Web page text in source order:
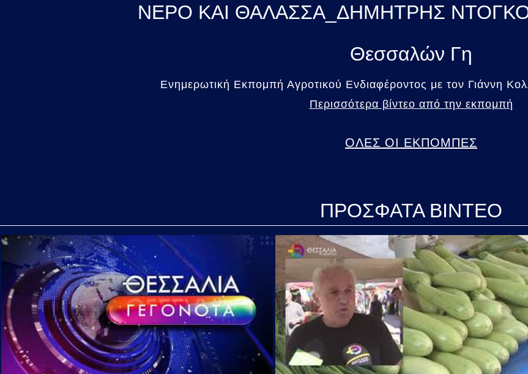
ΝΕΡΟ ΚΑΙ ΘΑΛΑΣΣΑ_ΔΗΜΗΤΡΗΣ
Θεσσαλών Γη
Ενημερωτική Εκπομπή Αγροτικού Ενδιαφέροντος με τον Γιάννη
Περισσότερα βίντεο από την εκπομπή
ΟΛΕΣ ΟΙ ΕΚΠΟΜΠΕΣ
ΠΡΟΣΦΑΤΑ ΒΙΝΤΕΟ